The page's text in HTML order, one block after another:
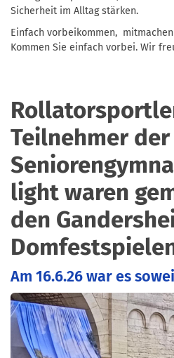
Sicherheit im Alltag stärken.
Einfach vorbeikommen,
Kommen Sie einfach vorbei. Wir
Teilnehmer der
light waren
den
Am 16.6.26 war es